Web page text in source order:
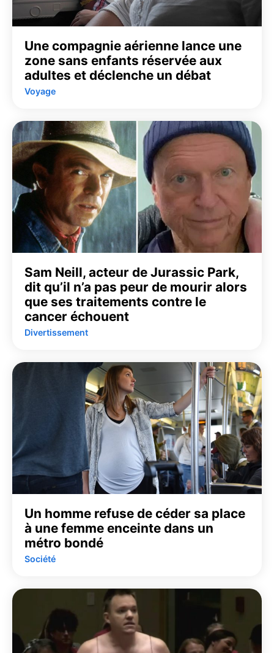
Une compagnie aérienne lance une
zone sans enfants réservée aux
adultes et déclenche un débat
Voyage
Sam Neill, acteur de Jurassic Park,
dit qu’il n’a pas peur de mourir alors
que ses traitements contre le
cancer échouent
Divertissement
Un homme refuse de céder sa place
à une femme enceinte dans un
métro bondé
Société